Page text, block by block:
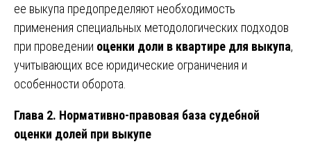
ее выкупа предопределяют необходимость
применения специальных методологических подходов
при проведении оценки доли в квартире для выкупа,
учитывающих все юридические ограничения и
особенности оборота.
Глава 2. Нормативно-правовая база судебной
оценки долей при выкупе